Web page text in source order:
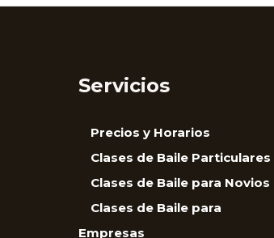
Servicios
Precios y Horarios
Clases de Baile Particulares
Clases de Baile para Novios
Clases de Baile para
Empresas